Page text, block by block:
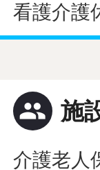
看護介護
people 施
介護老人